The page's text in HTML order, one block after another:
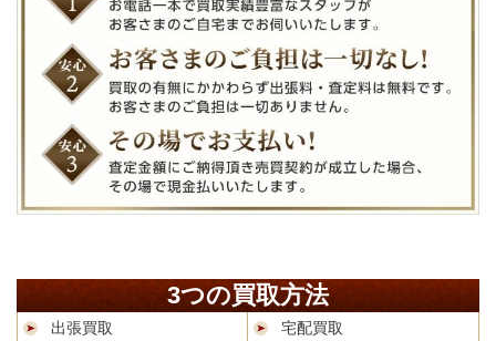
3つの買取方法
出張買取
宅配買取